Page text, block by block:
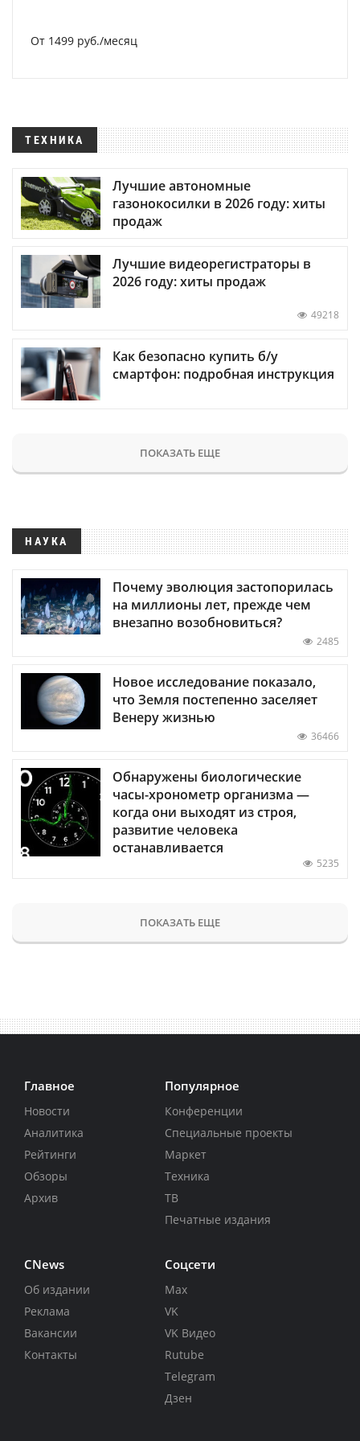
От 1499 руб./месяц
ТЕХНИКА
Лучшие автономные
газонокосилки в 2026 году: хиты
продаж
Лучшие видеорегистраторы в
2026 году: хиты продаж
49218
Как безопасно купить б/у
смартфон: подробная инструкция
ПОКАЗАТЬ ЕЩЕ
НАУКА
Почему эволюция застопорилась
на миллионы лет, прежде чем
внезапно возобновиться?
2485
Новое исследование показало,
что Земля постепенно заселяет
Венеру жизнью
36466
Обнаружены биологические
часы-хронометр организма —
когда они выходят из строя,
развитие человека
останавливается
5235
ПОКАЗАТЬ ЕЩЕ
Главное
Новости
Аналитика
Рейтинги
Обзоры
Архив
Популярное
Конференции
Специальные проекты
Маркет
Техника
ТВ
Печатные издания
CNews
Об издании
Реклама
Вакансии
Контакты
Соцсети
Max
VK
VK Видео
Rutube
Telegram
Дзен